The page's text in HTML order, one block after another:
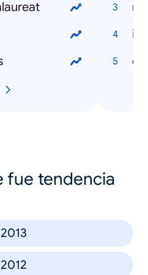
fue tendencia
2013
2012